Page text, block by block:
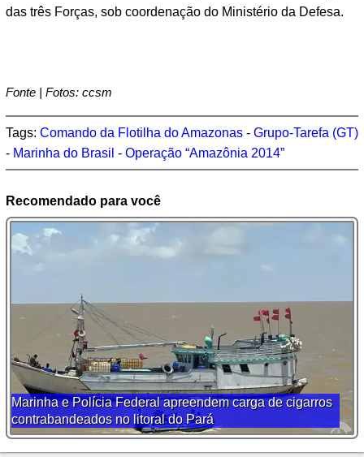
das três Forças, sob coordenação do Ministério da Defesa.
Fonte | Fotos: ccsm
Tags: Comando da Flotilha do Amazonas - Grupo-Tarefa (GT)
- Marinha do Brasil - Operação “Amazônia 2014”
Recomendado para você
Marinha e Polícia Federal apreendem carga de cigarros
contrabandeados no litoral do Pará